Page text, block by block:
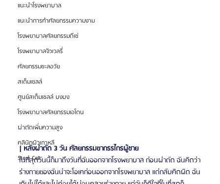
แนะนำโรงพยาบาล
แนะนำการทำศัลยกรรมความงาม
โรงพยาบาลศัลยกรรมดีเซ่
โรงพยาบาลจิวเวลรี่
ศัลยกรรมชะลอวัย
สเต็มเซลล์
ศูนย์สเต็มเซลล์ บงบง
โรงพยาบาลศัลยกรรมเอโตน
ผ่าตัดเพิ่มความสูง
คลินิกผิวเกาหลี
Stem Cell
| หลังผ่าตัด 3 วัน ศัลยกรรมขากรรไกรผู้ชาย
ในที่สุดวันนี้ก็มาถึงวันที่ฉันออกจากโรงพยาบาล ก่อนผ่าตัด ฉันคิดว่า
ร่างกายของฉันน่าจะโอเคก่อนออกจากโรงพยาบาล แต่กลับคิดผิด ฉัน